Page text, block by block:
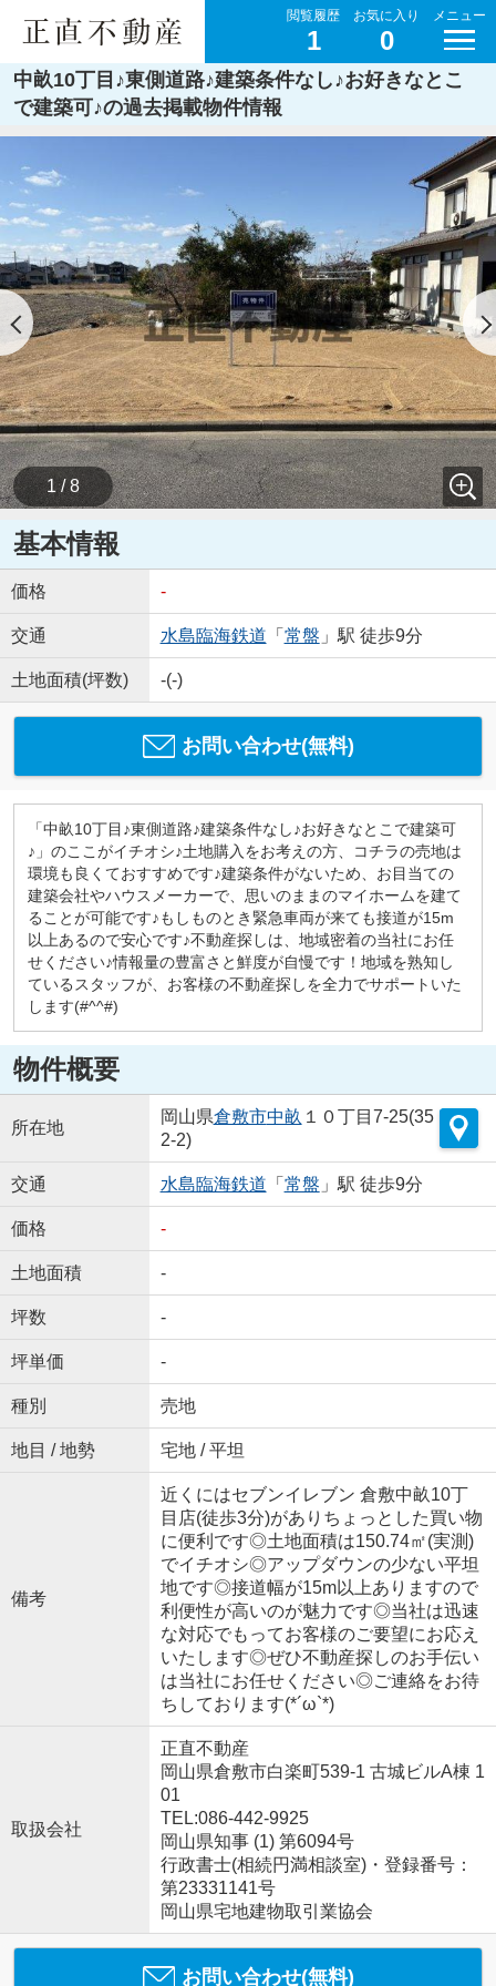
閲覧履歴
1
お気に入り
0
メニュー
中畝10丁目♪東側道路♪建築条件なし♪お好きなとこ
で建築可♪の過去掲載物件情報
1 / 8
基本情報
価格 -
交通 水島臨海鉄道 「 常盤 」駅 徒歩9分
土地面積(坪数) -(-)
お問い合わせ(無料)
「中畝10丁目♪東側道路♪建築条件なし♪お好きなとこで建築可
♪」のここがイチオシ♪土地購入をお考えの方、コチラの売地は
環境も良くておすすめです♪建築条件がないため、お目当ての
建築会社やハウスメーカーで、思いのままのマイホームを建て
ることが可能です♪もしものとき緊急車両が来ても接道が15m
以上あるので安心です♪不動産探しは、地域密着の当社にお任
せください♪情報量の豊富さと鮮度が自慢です！地域を熟知し
ているスタッフが、お客様の不動産探しを全力でサポートいた
します(#^^#)
物件概要
所在地
岡山県倉敷市中畝 １０丁目7-25(35
2-2)
交通 水島臨海鉄道 「 常盤 」駅 徒歩9分
価格 -
土地面積 -
坪数 -
坪単価 -
種別 売地
地目 / 地勢 宅地 / 平坦
備考
近くにはセブンイレブン 倉敷中畝10丁
目店(徒歩3分)がありちょっとした買い物
に便利です◎土地面積は150.74㎡(実測)
でイチオシ◎アップダウンの少ない平坦
地です◎接道幅が15m以上ありますので
利便性が高いのが魅力です◎当社は迅速
な対応でもってお客様のご要望にお応え
いたします◎ぜひ不動産探しのお手伝い
は当社にお任せください◎ご連絡をお待
ちしております(*´ω`*)
取扱会社
正直不動産
岡山県倉敷市白楽町539-1 古城ビルA棟 1
01
TEL:086-442-9925
岡山県知事 (1) 第6094号
行政書士(相続円満相談室)・登録番号：
第23331141号
岡山県宅地建物取引業協会
お問い合わせ(無料)